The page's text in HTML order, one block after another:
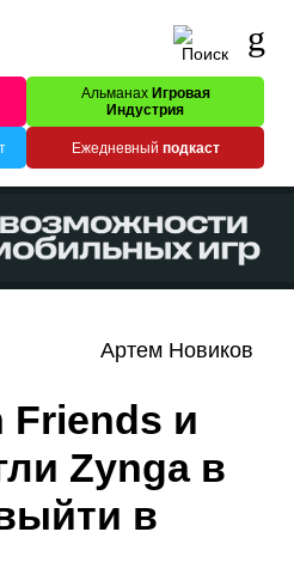
Альманах Игровая
Индустрия
Ежедневный подкаст
Артем Новиков
Friends и
Zynga в
в